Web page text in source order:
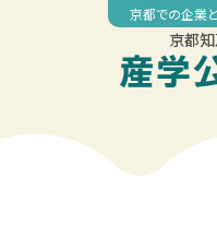
京都での企業
京都